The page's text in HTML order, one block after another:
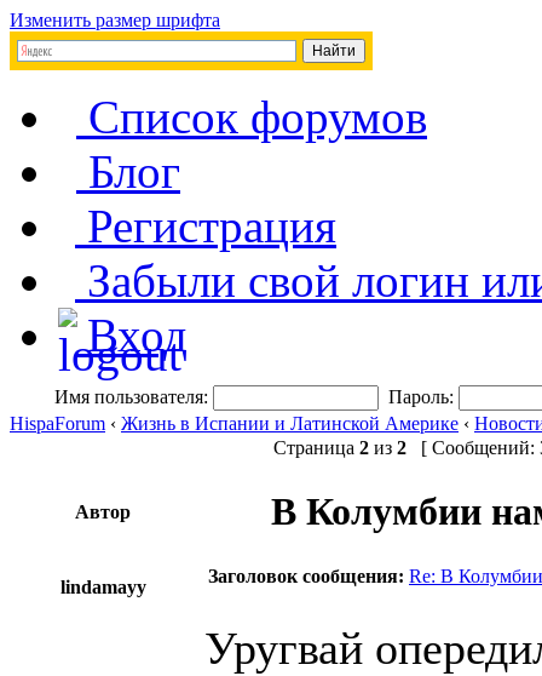
Изменить размер шрифта
Список форумов
Блог
Регистрация
Забыли свой логин
Вход
Имя пользователя:
Пароль:
HispaForum ‹ Жизнь в Испании и Латинской Америке ‹
Страница 2 из 2 [ Сообщений:
Автор В Колумбии
lindamayy
Заголовок сообщения: Re: В Колумбии
Уругвай